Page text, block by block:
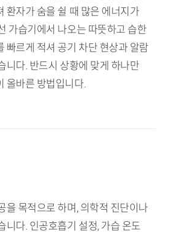
환자가 숨을 쉴 때 많은 에너지가
가습기에서 나오는 따뜻하고 습한
빠르게 적셔 공기 차단 현상과 알람
니다. 반드시 상황에 맞게 하나만
올바른 방법입니다.
을 목적으로 하며, 의학적 진단이나
니다. 인공호흡기 설정, 가습 온도